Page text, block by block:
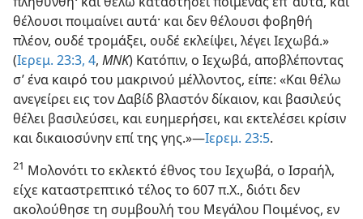
θέλουσι ποιμαίνει αυτά· και δεν θέλουσι φοβηθή
πλέον, ουδέ τρομάξει, ουδέ εκλείψει, λέγει Ιεχωβά.»
(Ιερεμ. 23:3, 4, ΜΝΚ) Κατόπιν, ο Ιεχωβά, αποβλέποντας
σ’ ένα καιρό του μακρινού μέλλοντος, είπε: «Και θέλω
ανεγείρει εις τον Δαβίδ βλαστόν δίκαιον, και βασιλεύς
θέλει βασιλεύσει, και ευημερήσει, και εκτελέσει κρίσιν
και δικαιοσύνην επί της γης.»​—Ιερεμ. 23:5.
21 Μολονότι το εκλεκτό έθνος του Ιεχωβά, ο Ισραήλ,
είχε καταστρεπτικό τέλος το 607 π.Χ., διότι δεν
ακολούθησε τη συμβουλή του Μεγάλου Ποιμένος, εν